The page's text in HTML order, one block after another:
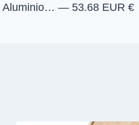
Aluminio… — 53.68 EUR €